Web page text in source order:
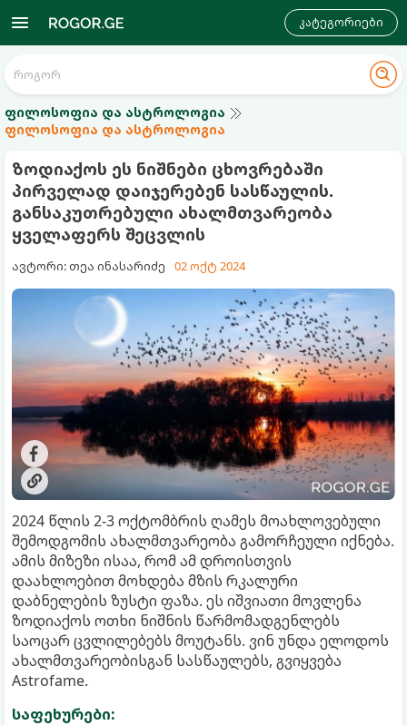
კატეგორიები
ფილოსოფია და ასტროლოგია
ფილოსოფია და ასტროლოგია
ზოდიაქოს ეს ნიშნები ცხოვრებაში
პირველად დაიჯერებენ სასწაულის.
განსაკუთრებული ახალმთვარეობა
ყველაფერს შეცვლის
ავტორი: თეა ინასარიძე 02 ოქტ 2024
2024 წლის 2-3 ოქტომბრის ღამეს მოახლოვებული
შემოდგომის ახალმთვარეობა გამორჩეული იქნება.
ამის მიზეზი ისაა, რომ ამ დროისთვის
დაახლოებით მოხდება მზის რკალური
დაბნელების ზუსტი ფაზა. ეს იშვიათი მოვლენა
ზოდიაქოს ოთხი ნიშნის წარმომადგენლებს
საოცარ ცვლილებებს მოუტანს. ვინ უნდა ელოდოს
ახალმთვარეობისგან სასწაულებს, გვიყვება
Astrofame.
საფეხურები: